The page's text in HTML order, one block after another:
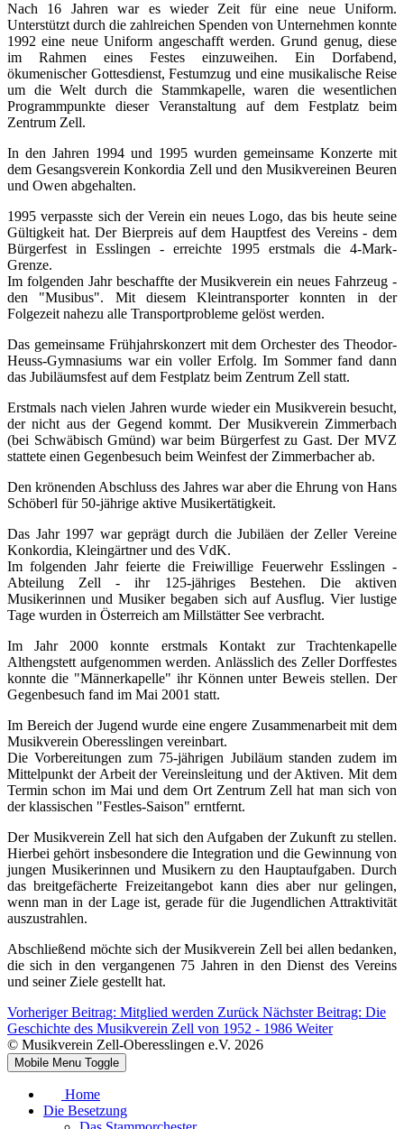
Nach 16 Jahren war es wieder Zeit für eine neue Uniform.
Unterstützt durch die zahlreichen Spenden von Unternehmen konnte
1992 eine neue Uniform angeschafft werden. Grund genug, diese
im Rahmen eines Festes einzuweihen. Ein Dorfabend,
ökumenischer Gottesdienst, Festumzug und eine musikalische Reise
um die Welt durch die Stammkapelle, waren die wesentlichen
Programmpunkte dieser Veranstaltung auf dem Festplatz beim
Zentrum Zell.
In den Jahren 1994 und 1995 wurden gemeinsame Konzerte mit
dem Gesangsverein Konkordia Zell und den Musikvereinen Beuren
und Owen abgehalten.
1995 verpasste sich der Verein ein neues Logo, das bis heute seine
Gültigkeit hat. Der Bierpreis auf dem Hauptfest des Vereins - dem
Bürgerfest in Esslingen - erreichte 1995 erstmals die 4-Mark-
Grenze.
Im folgenden Jahr beschaffte der Musikverein ein neues Fahrzeug -
den "Musibus". Mit diesem Kleintransporter konnten in der
Folgezeit nahezu alle Transportprobleme gelöst werden.
Das gemeinsame Frühjahrskonzert mit dem Orchester des Theodor-
Heuss-Gymnasiums war ein voller Erfolg. Im Sommer fand dann
das Jubiläumsfest auf dem Festplatz beim Zentrum Zell statt.
Erstmals nach vielen Jahren wurde wieder ein Musikverein besucht,
der nicht aus der Gegend kommt. Der Musikverein Zimmerbach
(bei Schwäbisch Gmünd) war beim Bürgerfest zu Gast. Der MVZ
stattete einen Gegenbesuch beim Weinfest der Zimmerbacher ab.
Den krönenden Abschluss des Jahres war aber die Ehrung von Hans
Schöberl für 50-jährige aktive Musikertätigkeit.
Das Jahr 1997 war geprägt durch die Jubiläen der Zeller Vereine
Konkordia, Kleingärtner und des VdK.
Im folgenden Jahr feierte die Freiwillige Feuerwehr Esslingen -
Abteilung Zell - ihr 125-jähriges Bestehen. Die aktiven
Musikerinnen und Musiker begaben sich auf Ausflug. Vier lustige
Tage wurden in Österreich am Millstätter See verbracht.
Im Jahr 2000 konnte erstmals Kontakt zur Trachtenkapelle
Althengstett aufgenommen werden. Anlässlich des Zeller Dorffestes
konnte die "Männerkapelle" ihr Können unter Beweis stellen. Der
Gegenbesuch fand im Mai 2001 statt.
Im Bereich der Jugend wurde eine engere Zusammenarbeit mit dem
Musikverein Oberesslingen vereinbart.
Die Vorbereitungen zum 75-jährigen Jubiläum standen zudem im
Mittelpunkt der Arbeit der Vereinsleitung und der Aktiven. Mit dem
Termin schon im Mai und dem Ort Zentrum Zell hat man sich von
der klassischen "Festles-Saison" erntfernt.
Der Musikverein Zell hat sich den Aufgaben der Zukunft zu stellen.
Hierbei gehört insbesondere die Integration und die Gewinnung von
jungen Musikerinnen und Musikern zu den Hauptaufgaben. Durch
das breitgefächerte Freizeitangebot kann dies aber nur gelingen,
wenn man in der Lage ist, gerade für die Jugendlichen Attraktivität
auszustrahlen.
Abschließend möchte sich der Musikverein Zell bei allen bedanken,
die sich in den vergangenen 75 Jahren in den Dienst des Vereins
und seiner Ziele gestellt hat.
Vorheriger Beitrag: Mitglied werden Zurück Nächster Beitrag: Die
Geschichte des Musikverein Zell von 1952 - 1986 Weiter
© Musikverein Zell-Oberesslingen e.V. 2026
Mobile Menu Toggle
Home
Die Besetzung